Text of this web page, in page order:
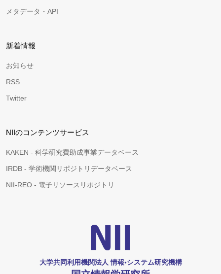
メタデータ・API
新着情報
お知らせ
RSS
Twitter
NIIのコンテンツサービス
KAKEN - 科学研究費助成事業データベース
IRDB - 学術機関リポジトリデータベース
NII-REO - 電子リソースリポジトリ
大学共同利用機関法人 情報•システム研究機構